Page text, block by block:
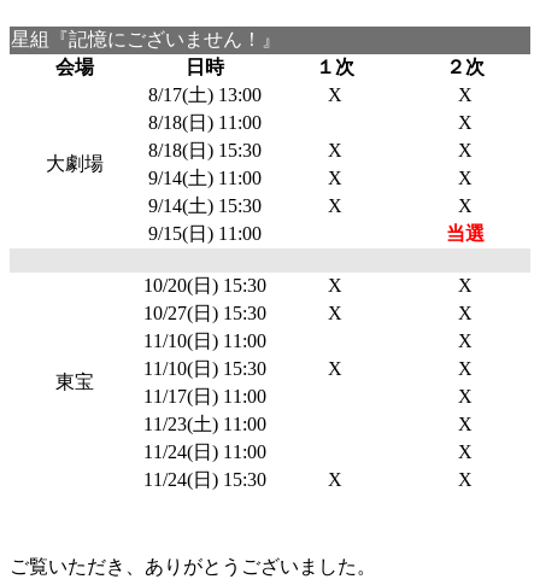
星組『記憶にございません！』
会場
日時 １次 ２次
大劇場
8/17(土) 13:00 X
X
8/18(日) 11:00
X
8/18(日) 15:30
X
X
9/14(土) 11:00
X
X
9/14(土) 15:30
X
X
9/15(日) 11:00
当選
東宝
10/20(日) 15:30 X
X
10/27(日) 15:30
X
X
11/10(日) 11:00
X
11/10(日) 15:30
X
X
11/17(日) 11:00
X
11/23(土) 11:00
X
11/24(日) 11:00
X
11/24(日) 15:30
X X
ご覧いただき、ありがとうございました。